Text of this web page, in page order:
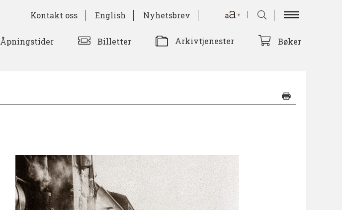
Kontakt oss English Nyhetsbrev
Åpningstider Billetter Arkivtjenester Bøker